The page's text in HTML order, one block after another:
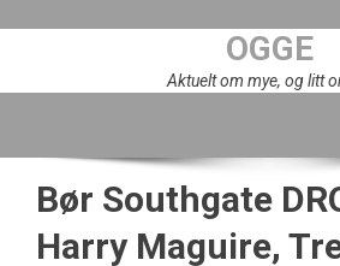
OGGE
Aktuelt om mye, og litt
Bør Southgate
Harry Maguire,